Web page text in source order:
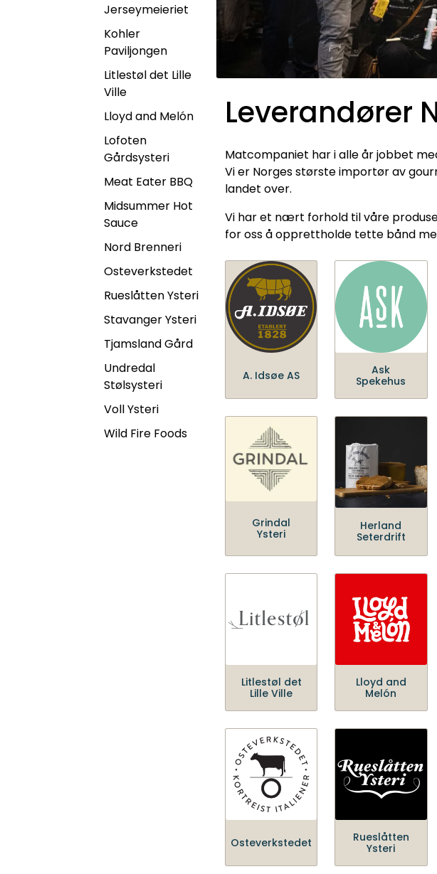
Jerseymeieriet
Kohler
Paviljongen
Litlestøl det Lille
Ville
Lloyd and Melón
Lofoten
Gårdsysteri
Meat Eater BBQ
Midsummer Hot
Sauce
Nord Brenneri
Osteverkstedet
Rueslåtten Ysteri
Stavanger Ysteri
Tjamsland Gård
Undredal
Stølsysteri
Voll Ysteri
Wild Fire Foods
Leverandører
Matcompaniet har i alle år jobbet
Vi er Norges største importør av
landet over.
Vi har et nært forhold til våre
for oss å opprettholde tette bånd
A. Idsøe AS
Ask
Spekehus
Grindal
Ysteri
Herland
Seterdrift
Litlestøl det
Lille Ville
Lloyd and
Melón
Osteverkstedet
Rueslåtten
Ysteri